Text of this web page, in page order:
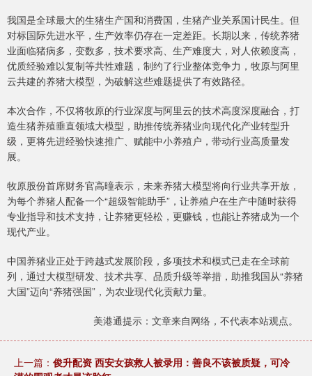
我国是全球最大的生猪生产国和消费国，生猪产业关系国计民生。但
对标国际先进水平，生产效率仍存在一定差距。长期以来，传统养猪
业面临猪病多，变数多，技术要求高、生产难度大，对人依赖度高，
优质经验难以复制等共性难题，制约了行业整体竞争力，牧原与阿里
云共建的养猪大模型，为破解这些难题提供了有效路径。
本次合作，不仅将牧原的行业深度与阿里云的技术高度深度融合，打
造生猪养殖垂直领域大模型，助推传统养猪业向现代化产业转型升
级，更将先进经验快速推广、赋能中小养殖户，带动行业高质量发
展。
牧原股份首席财务官高曈表示，未来养猪大模型将向行业共享开放，
为每个养猪人配备一个“超级智能助手”，让养殖户在生产中随时获得
专业指导和技术支持，让养猪更轻松，更赚钱，也能让养猪成为一个
现代产业。
中国养猪业正处于跨越式发展阶段，多项技术和模式已走在全球前
列，通过大模型研发、技术共享、品质升级等举措，助推我国从“养猪
大国”迈向“养猪强国”，为农业现代化贡献力量。
美港通提示：文章来自网络，不代表本站观点。
上一篇： 俊升配资 西安女孩救人被录用：善良不该被质疑，可冷